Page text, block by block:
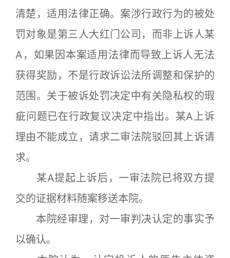
清楚，适用法律正确。案涉行政行为的被处
罚对象是第三人大红门公司，而非上诉人某
A，如果因本案适用法律而导致上诉人无法
获得奖励，不是行政诉讼法所调整和保护的
范围。关于被诉处罚决定中有关隐私权的瑕
疵问题已在行政复议决定中指出。某A上诉
理由不能成立，请求二审法院驳回其上诉请
求。
某A提起上诉后，一审法院已将双方提
交的证据材料随案移送本院。
本院经审理，对一审判决认定的事实予
以确认。